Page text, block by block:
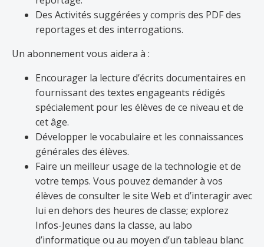
Des Activités suggérées y compris des PDF des
reportages et des interrogations.
Un abonnement vous aidera à :
Encourager la lecture d’écrits documentaires en
fournissant des textes engageants rédigés
spécialement pour les élèves de ce niveau et de
cet âge.
Développer le vocabulaire et les connaissances
générales des élèves.
Faire un meilleur usage de la technologie et de
votre temps. Vous pouvez demander à vos
élèves de consulter le site Web et d’interagir avec
lui en dehors des heures de classe; explorez
Infos-Jeunes dans la classe, au labo
d’informatique ou au moyen d’un tableau blanc